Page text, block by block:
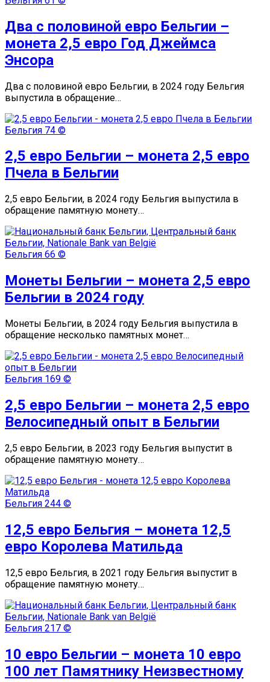
Два с половиной евро Бельгии –
монета 2,5 евро Год Джеймса
Энсора
Два с половиной евро Бельгии, в 2024 году Бельгия
выпустила в обращение…
Бельгия 74 ©
2,5 евро Бельгии – монета 2,5 евро
Пчела в Бельгии
2,5 евро Бельгии, в 2024 году Бельгия выпустила в
обращение памятную монету…
Бельгия 66 ©
Монеты Бельгии – монета 2,5 евро
Бельгии в 2024 году
Монеты Бельгии, в 2024 году Бельгия выпустила в
обращение несколько памятных монет…
Бельгия 169 ©
2,5 евро Бельгии – монета 2,5 евро
Велосипедный опыт в Бельгии
2,5 евро Бельгии, в 2023 году Бельгия выпустит в
обращение памятную монету…
Бельгия 244 ©
12,5 евро Бельгия – монета 12,5
евро Королева Матильда
12,5 евро Бельгия, в 2021 году Бельгия выпустит в
обращение памятную монету…
Бельгия 217 ©
10 евро Бельгии – монета 10 евро
100 лет Памятнику Неизвестному